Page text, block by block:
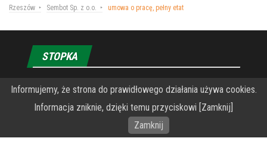
Rzeszów Sembot Sp. z o.o. umowa o pracę, pełny etat
STOPKA
O Fundacji PRZEkarpacie
Wykonanie portalu – specjaliści stron www WordPress
Informujemy, że strona do prawidłowego działania używa cookies.
Informacja zniknie, dzięki temu przyciskowi [Zamknij]
Zamknij